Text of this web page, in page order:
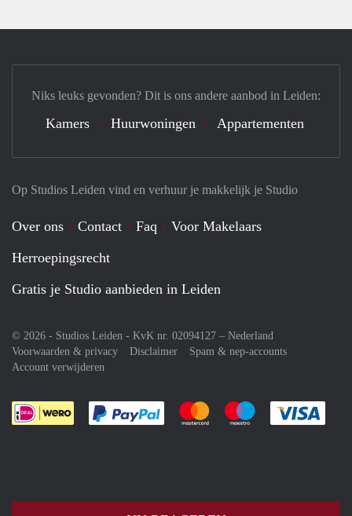
Op Studios Leiden vind en verhuur je makkelijk je Studio
Over ons Contact Faq
Voor Makelaars
Herroepingsrecht
Gratis je Studio aanbieden in Leiden
© 2026 - Studios Leiden - KvK nr. 02094127 – Nederland
Voorwaarden & privacy
Disclaimer
Spam & nep-accounts
Account verwijderen
Je rekent gemakkelijk af met Paypal
Je rekent gemakkelijk af met
Je rekent
Niks leuks gevonden? Dit is ons andere aanbod in Leiden:
Kamers Huurwoningen Appartementen